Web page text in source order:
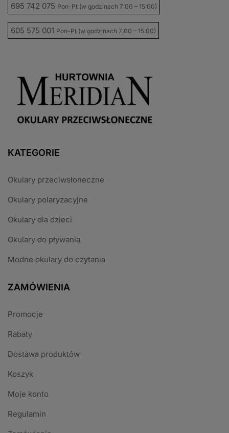
695 742 075 Pon-Pt (w godzinach 7:00 – 15:00)
605 575 001 Pon-Pt (w godzinach 7:00 – 15:00)
KATEGORIE
Okulary przeciwsłoneczne
Okulary polaryzacyjne
Okulary dla dzieci
Okulary do pływania
Modne okulary do czytania
ZAMÓWIENIA
Promocje
Rabaty
Dostawa produktów
Koszyk
Moje konto
Regulamin